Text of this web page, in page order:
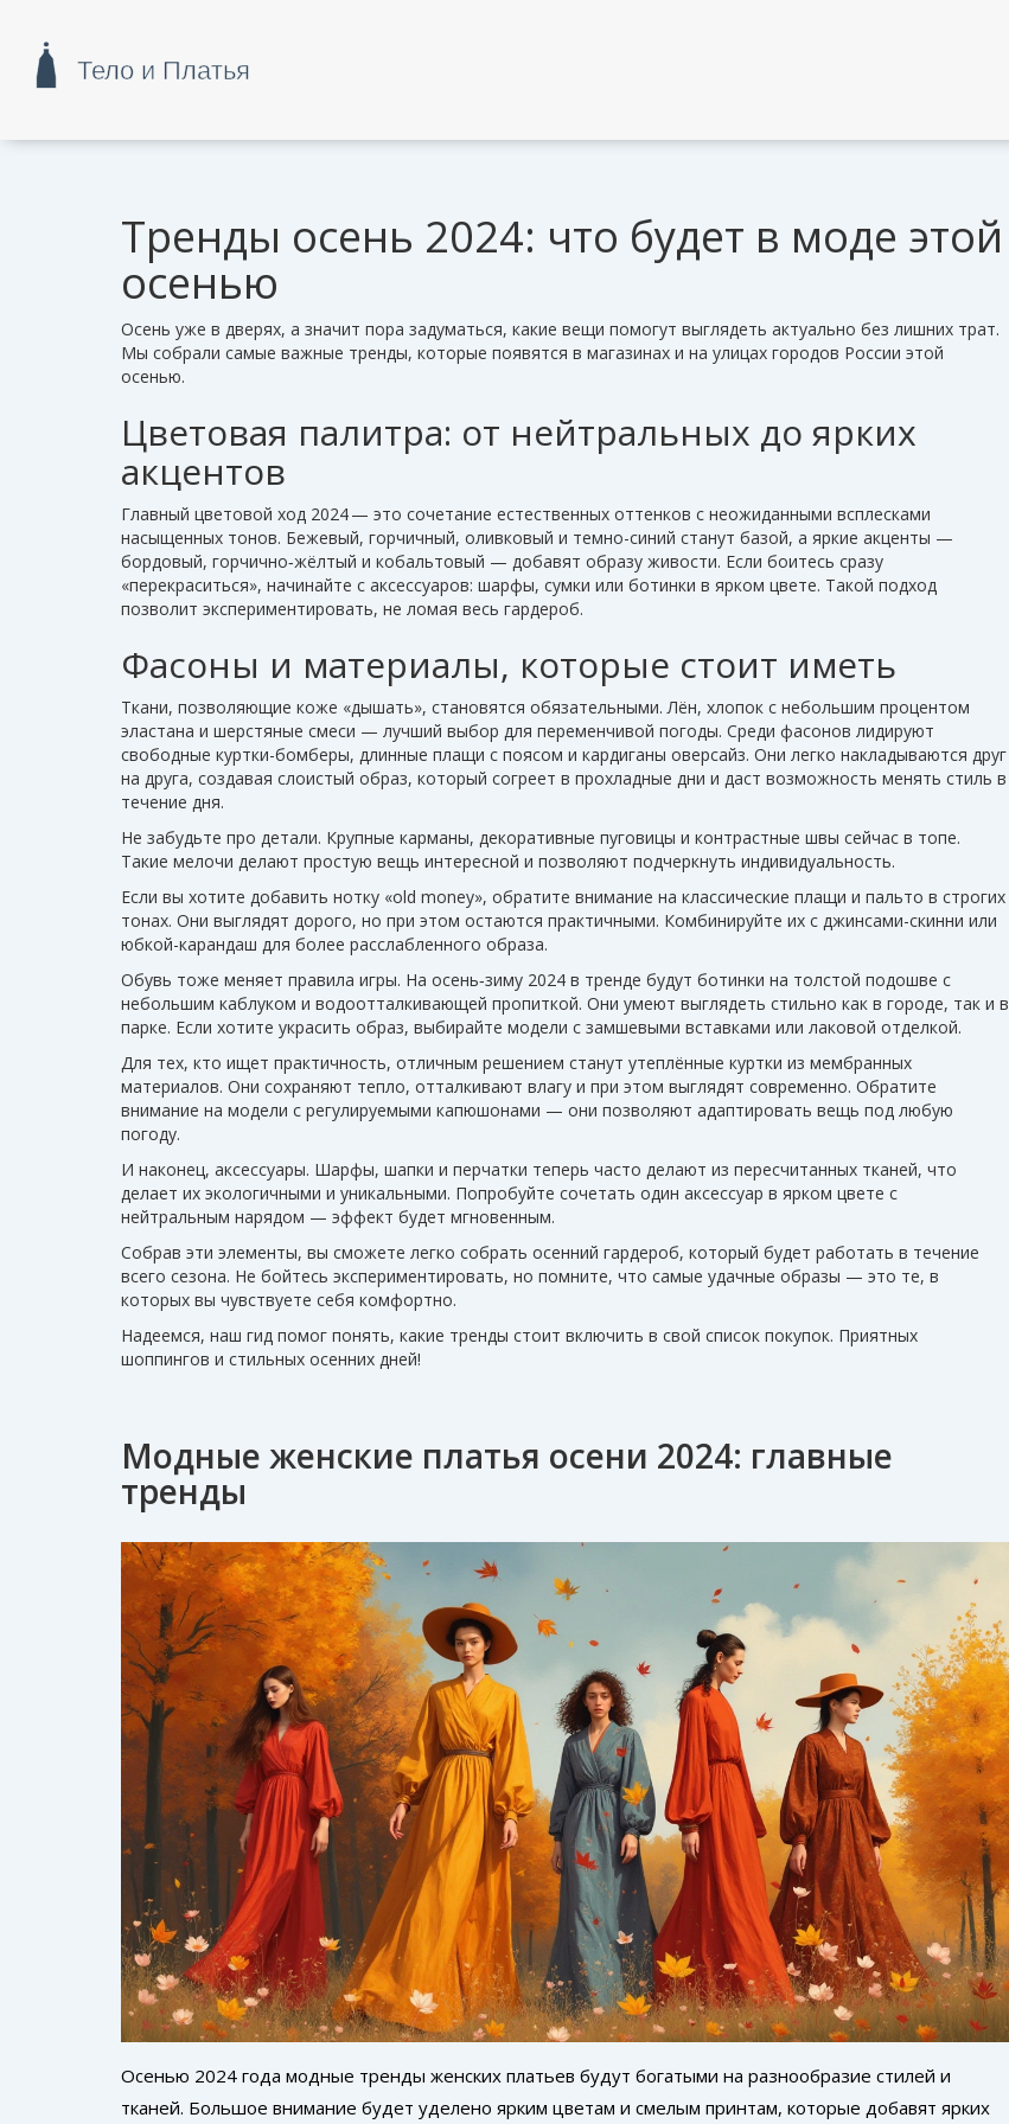
Тренды осень 2024: что будет в моде этой
осенью
Осень уже в дверях, а значит пора задуматься, какие вещи помогут выглядеть актуально без лишних трат.
Мы собрали самые важные тренды, которые появятся в магазинах и на улицах городов России этой
осенью.
Цветовая палитра: от нейтральных до ярких
акцентов
Главный цветовой ход 2024 — это сочетание естественных оттенков с неожиданными всплесками
насыщенных тонов. Бежевый, горчичный, оливковый и темно-синий станут базой, а яркие акценты —
бордовый, горчично‑жёлтый и кобальтовый — добавят образу живости. Если боитесь сразу
«перекраситься», начинайте с аксессуаров: шарфы, сумки или ботинки в ярком цвете. Такой подход
позволит экспериментировать, не ломая весь гардероб.
Фасоны и материалы, которые стоит иметь
Ткани, позволяющие коже «дышать», становятся обязательными. Лён, хлопок с небольшим процентом
эластана и шерстяные смеси — лучший выбор для переменчивой погоды. Среди фасонов лидируют
свободные куртки-бомберы, длинные плащи с поясом и кардиганы оверсайз. Они легко накладываются друг
на друга, создавая слоистый образ, который согреет в прохладные дни и даст возможность менять стиль в
течение дня.
Не забудьте про детали. Крупные карманы, декоративные пуговицы и контрастные швы сейчас в топе.
Такие мелочи делают простую вещь интересной и позволяют подчеркнуть индивидуальность.
Если вы хотите добавить нотку «old money», обратите внимание на классические плащи и пальто в строгих
тонах. Они выглядят дорого, но при этом остаются практичными. Комбинируйте их с джинсами-скинни или
юбкой-карандаш для более расслабленного образа.
Обувь тоже меняет правила игры. На осень‑зиму 2024 в тренде будут ботинки на толстой подошве с
небольшим каблуком и водоотталкивающей пропиткой. Они умеют выглядеть стильно как в городе, так и в
парке. Если хотите украсить образ, выбирайте модели с замшевыми вставками или лаковой отделкой.
Для тех, кто ищет практичность, отличным решением станут утеплённые куртки из мембранных
материалов. Они сохраняют тепло, отталкивают влагу и при этом выглядят современно. Обратите
внимание на модели с регулируемыми капюшонами — они позволяют адаптировать вещь под любую
погоду.
И наконец, аксессуары. Шарфы, шапки и перчатки теперь часто делают из пересчитанных тканей, что
делает их экологичными и уникальными. Попробуйте сочетать один аксессуар в ярком цвете с
нейтральным нарядом — эффект будет мгновенным.
Собрав эти элементы, вы сможете легко собрать осенний гардероб, который будет работать в течение
всего сезона. Не бойтесь экспериментировать, но помните, что самые удачные образы — это те, в
которых вы чувствуете себя комфортно.
Надеемся, наш гид помог понять, какие тренды стоит включить в свой список покупок. Приятных
шоппингов и стильных осенних дней!
Модные женские платья осени 2024: главные
тренды
Осенью 2024 года модные тренды женских платьев будут богатыми на разнообразие стилей и
тканей. Большое внимание будет уделено ярким цветам и смелым принтам, которые добавят ярких